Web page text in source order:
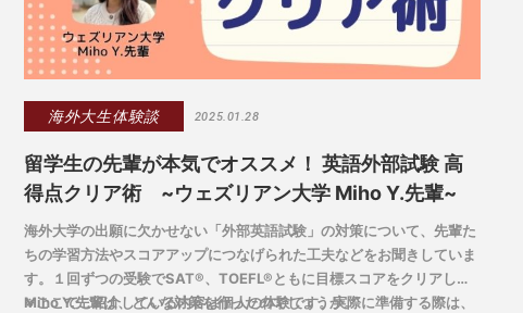
海外大生体験談 2025.01.28
留学生の先輩が本気でオススメ！ 英語外部試験 高
得点クリア術 ~ウェズリアン大学 Miho Y.先輩~
海外大学の出願に欠かせない「外部英語試験」の対策について、先輩た
ちの学習方法やスコアアップにつなげられた工夫などをお聞きしていま
す。１回ずつの受験でSAT®、TOEFL®ともに目標スコアをクリアした
Miho Y.先輩は、どんな対策を行ったのでしょうか。
※ここでご紹介している内容は個人の体験です。実際に準備する際は、